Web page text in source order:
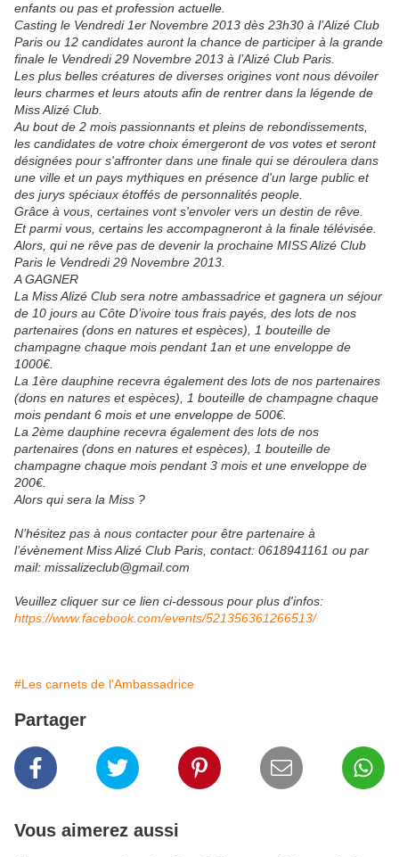
enfants ou pas et profession actuelle.
Casting le Vendredi 1er Novembre 2013 dès 23h30 à l’Alizé Club
Paris ou 12 candidates auront la chance de participer à la grande
finale le Vendredi 29 Novembre 2013 à l’Alizé Club Paris.
Les plus belles créatures de diverses origines vont nous dévoiler
leurs charmes et leurs atouts afin de rentrer dans la légende de
Miss Alizé Club.
Au bout de 2 mois passionnants et pleins de rebondissements,
les candidates de votre choix émergeront de vos votes et seront
désignées pour s'affronter dans une finale qui se déroulera dans
une ville et un pays mythiques en présence d'un large public et
des jurys spéciaux étoffés de personnalités people.
Grâce à vous, certaines vont s'envoler vers un destin de rêve.
Et parmi vous, certains les accompagneront à la finale télévisée.
Alors, qui ne rêve pas de devenir la prochaine MISS Alizé Club
Paris le Vendredi 29 Novembre 2013.
A GAGNER
La Miss Alizé Club sera notre ambassadrice et gagnera un séjour
de 10 jours au Côte D’ivoire tous frais payés, des lots de nos
partenaires (dons en natures et espèces), 1 bouteille de
champagne chaque mois pendant 1an et une enveloppe de
1000€.
La 1ère dauphine recevra également des lots de nos partenaires
(dons en natures et espèces), 1 bouteille de champagne chaque
mois pendant 6 mois et une enveloppe de 500€.
La 2ème dauphine recevra également des lots de nos
partenaires (dons en natures et espèces), 1 bouteille de
champagne chaque mois pendant 3 mois et une enveloppe de
200€.
Alors qui sera la Miss ?
N’hésitez pas à nous contacter pour être partenaire à
l’évènement Miss Alizé Club Paris, contact: 0618941161 ou par
mail: missalizeclub@gmail.com
Veuillez cliquer sur ce lien ci-dessous pour plus d'infos:
https://www.facebook.com/events/521356361266513/
#Les carnets de l'Ambassadrice
Partager
Vous aimerez aussi